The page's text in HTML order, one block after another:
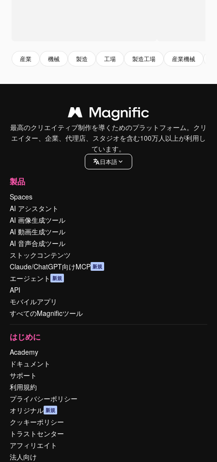
産業 機械 製造 工場 製造工場 産業機械
最高のクリエイティブ制作を導くためのプラットフォーム。クリ
エイター、企業、代理店、スタジオを含む100万人以上が利用し
ています。
日本語
製品
Spaces
AI アシスタント
AI 画像生成ツール
AI 動画生成ツール
AI 音声合成ツール
ストックコンテンツ
Claude/ChatGPT向けMCP 新規
エージェント 新規
API
モバイルアプリ
すべてのMagnificツール
はじめに
Academy
ドキュメント
サポート
利用規約
プライバシーポリシー
オリジナル 新規
クッキーポリシー
トラストセンター
アフィリエイト
法人向け